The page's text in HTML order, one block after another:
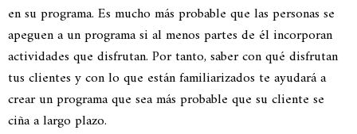
en su programa. Es mucho más probable que las personas se
apeguen a un programa si al menos partes de él incorporan
actividades que disfrutan. Por tanto, saber con qué disfrutan
tus clientes y con lo que están familiarizados te ayudará a
crear un programa que sea más probable que su cliente se
ciña a largo plazo.